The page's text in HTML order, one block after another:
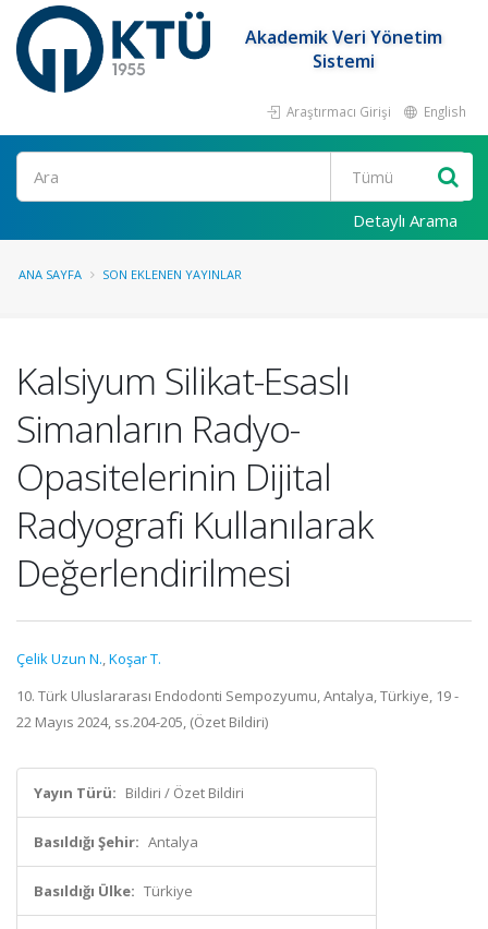
Akademik Veri Yönetim
Sistemi
Araştırmacı Girişi English
Ara
Detaylı Arama
ANA SAYFA SON EKLENEN YAYINLAR
Kalsiyum Silikat-Esaslı
Simanların Radyo-
Opasitelerinin Dijital
Radyografi Kullanılarak
Değerlendirilmesi
Çelik Uzun N.,Koşar T.
10. Türk Uluslararası Endodonti Sempozyumu, Antalya, Türkiye, 19 -
22 Mayıs 2024, ss.204-205, (Özet Bildiri)
Yayın Türü: Bildiri / Özet Bildiri
Basıldığı Şehir: Antalya
Basıldığı Ülke: Türkiye